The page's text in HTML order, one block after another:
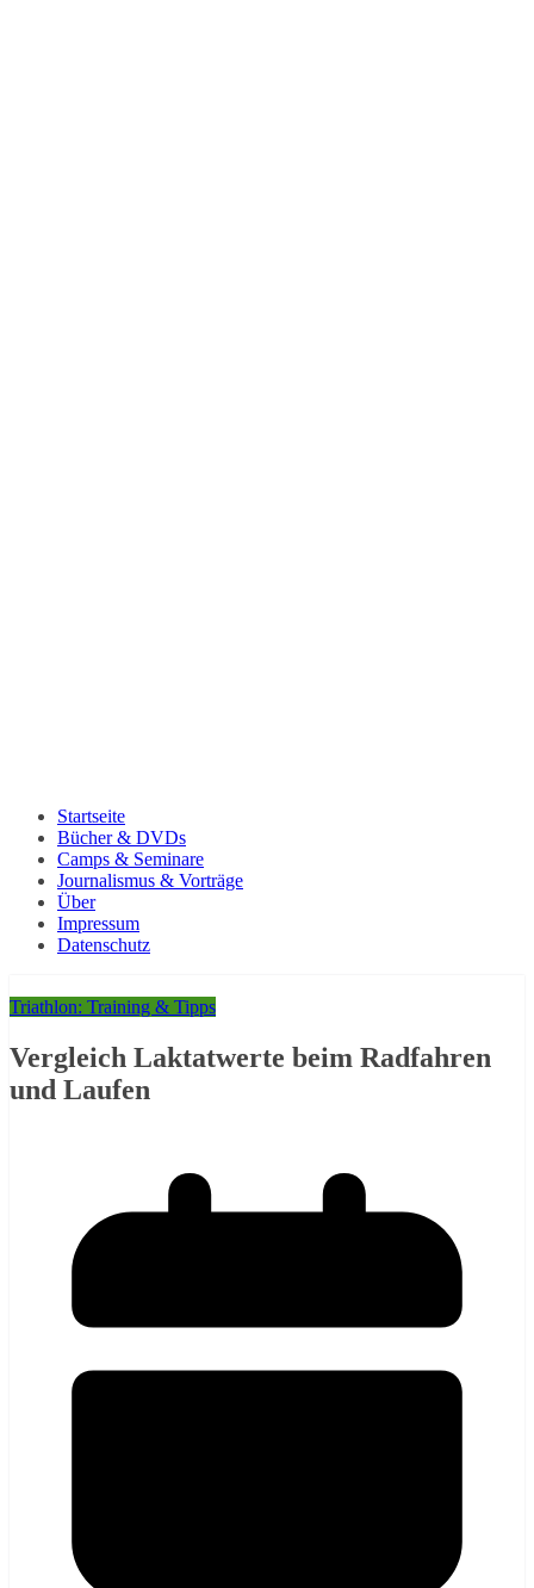
Startseite
Bücher & DVDs
Camps & Seminare
Journalismus & Vorträge
Über
Impressum
Datenschutz
Triathlon: Training & Tipps
Vergleich Laktatwerte beim Radfahren
und Laufen